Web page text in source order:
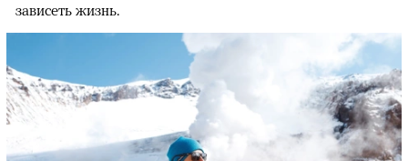
зависеть жизнь.